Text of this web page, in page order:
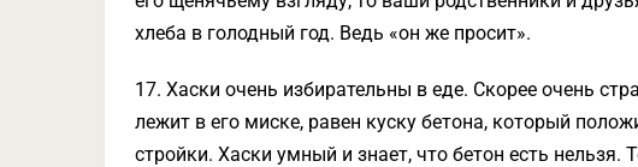
хлеба в голодный год. Ведь «он же просит».
17. Хаски очень избирательны в еде. Скорее очень
лежит в его миске, равен куску бетона, который
стройки. Хаски умный и знает, что бетон есть